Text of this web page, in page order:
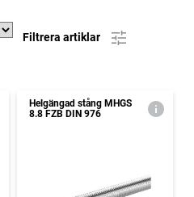
Filtrera artiklar
Helgängad stång MHGS
8.8 FZB DIN 976